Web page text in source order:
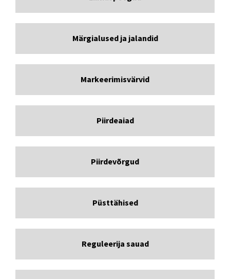
Märgialused ja jalandid
Markeerimisvärvid
Piirdeaiad
Piirdevõrgud
Püsttähised
Reguleerija sauad